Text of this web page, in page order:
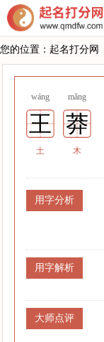
您的位置： 起名打分网
wáng mǎng
王 莽
土 木
用字分析
用字解析
大师点评